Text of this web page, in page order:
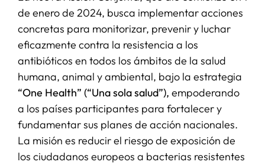
de enero de 2024, busca implementar acciones
concretas para monitorizar, prevenir y luchar
eficazmente contra la resistencia a los
antibióticos en todos los ámbitos de la salud
humana, animal y ambiental, bajo la estrategia
“One Health” (“Una sola salud”), empoderando
a los países participantes para fortalecer y
fundamentar sus planes de acción nacionales.
La misión es reducir el riesgo de exposición de
los ciudadanos europeos a bacterias resistentes